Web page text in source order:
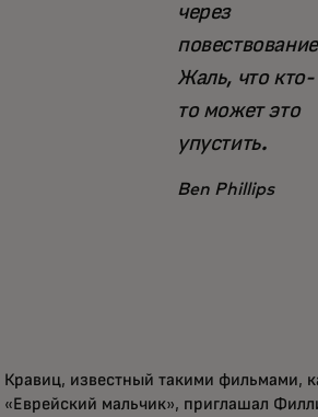
через
Жаль, что кто-
то может это
упустить.
Ben Phillips
Кравиц, известный такими фильмами,
«Еврейский мальчик», приглашал